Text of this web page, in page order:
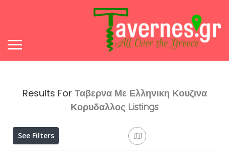
Results For Ταβερνα Με Ελληνικη Κουζινα
Κορυδαλλος Listings
See Filters